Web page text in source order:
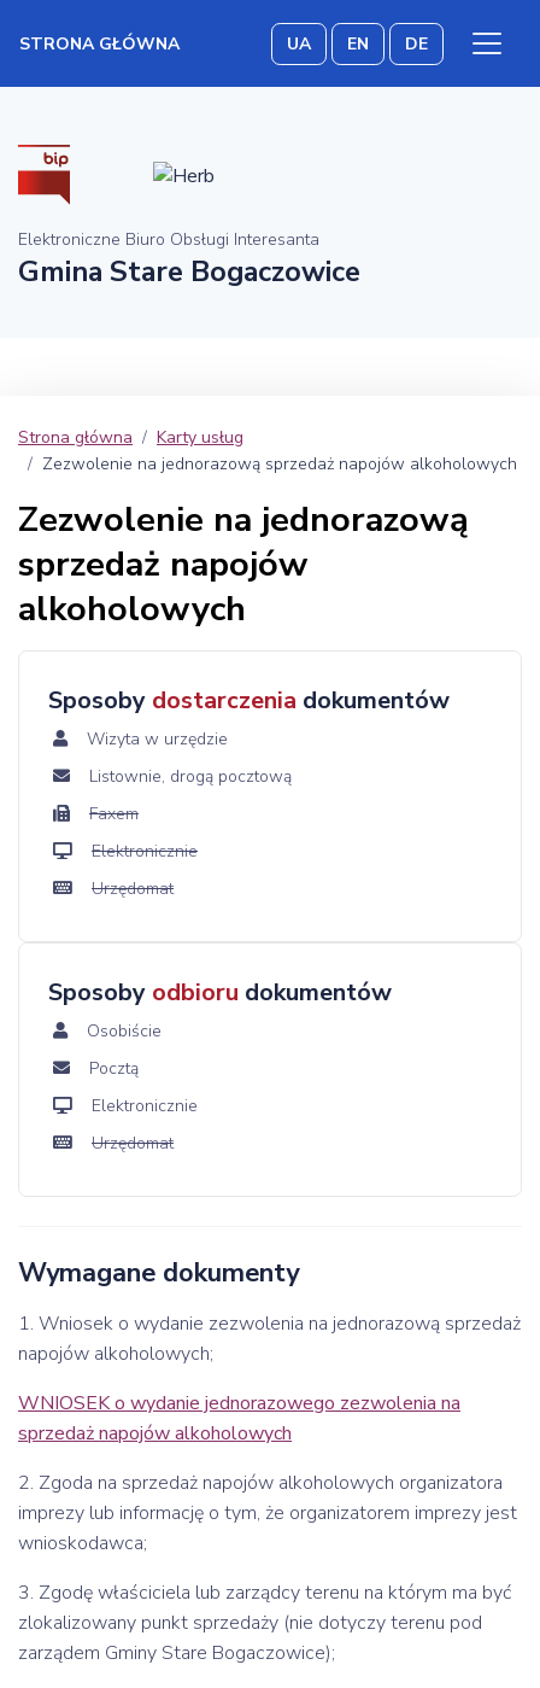
STRONA GŁÓWNA UA EN DE
Elektroniczne Biuro Obsługi Interesanta
Gmina Stare Bogaczowice
Strona główna
Karty usług
Zezwolenie na jednorazową sprzedaż napojów alkoholowych
Zezwolenie na jednorazową
sprzedaż napojów
alkoholowych
Sposoby dostarczenia dokumentów
Wizyta w urzędzie
Listownie, drogą pocztową
Faxem
Elektronicznie
Urzędomat
Sposoby odbioru dokumentów
Osobiście
Pocztą
Elektronicznie
Urzędomat
Wymagane dokumenty
1. Wniosek o wydanie zezwolenia na jednorazową sprzedaż
napojów alkoholowych;
WNIOSEK o wydanie jednorazowego zezwolenia na
sprzedaż napojów alkoholowych
2. Zgoda na sprzedaż napojów alkoholowych organizatora
imprezy lub informację o tym, że organizatorem imprezy jest
wnioskodawca;
3. Zgodę właściciela lub zarządcy terenu na którym ma być
zlokalizowany punkt sprzedaży (nie dotyczy terenu pod
zarządem Gminy Stare Bogaczowice);